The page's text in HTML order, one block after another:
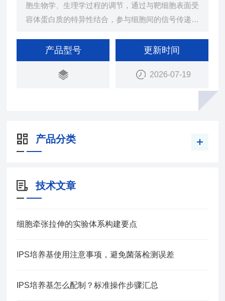
胞生物学、生理学过程的调节，通过与靶细胞表面受
容体蛋白质的特异性结合，参与细胞间的信号传递。
产品型号 更新时间
2026-07-19
产品分类
技术文章
细胞牵张拉伸的实验体系构建要点
IPS培养基使用注意事项，避免菌落检测误差
IPS培养基怎么配制？标准操作步骤汇总